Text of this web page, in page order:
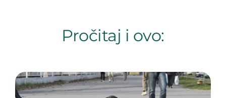
Pročitaj i ovo: